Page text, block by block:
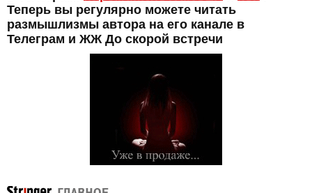
Теперь вы регулярно можете читать
размышлизмы автора на его канале в
Телеграм и ЖЖ До скорой встречи